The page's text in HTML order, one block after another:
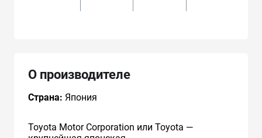
О производителе
Страна: Япония
Toyota Motor Corporation или Toyota —